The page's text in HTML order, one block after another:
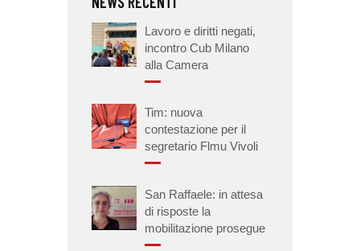
Lavoro e diritti negati,
incontro Cub Milano
alla Camera
Tim: nuova
contestazione per il
segretario Flmu Vivoli
San Raffaele: in attesa
di risposte la
mobilitazione prosegue